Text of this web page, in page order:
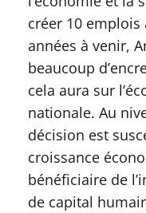
créer 10 emplois
années à venir,
beaucoup
cela aura sur
nationale. Au
décision est
croissance
bénéficiaire de
de capital